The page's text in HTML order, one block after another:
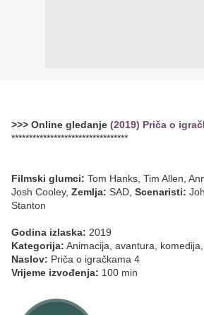
>>> Online gledanje (2019) Priča o
*********************************
Filmski glumci: Tom Hanks, Tim Allen,
Josh Cooley, Zemlja: SAD, Scenaristi:
Stanton
Godina izlaska: 2019
Kategorija: Animacija, avantura,
Naslov: Priča o igračkama 4
Vrijeme izvođenja: 100 min